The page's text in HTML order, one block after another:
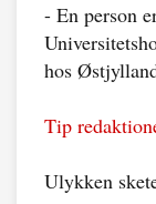
- En person
hos
Tip
Ulykken